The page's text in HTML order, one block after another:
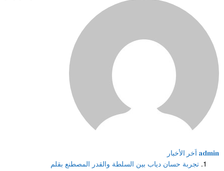
admin اَخر الأخبار
تجربة حسان دياب بين السلطة والقدر المصطنع بقلم